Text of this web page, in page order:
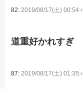
82:2019/08/17(土)
道重好かれすぎ
87: 2019/08/17(土)